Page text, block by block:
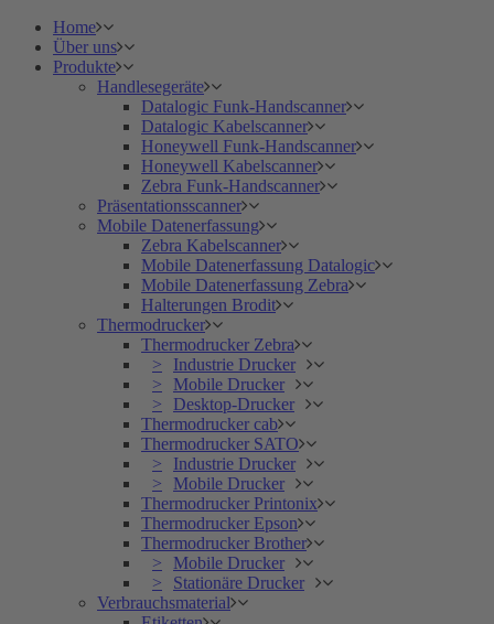
Home
Über uns
Produkte
Handlesegeräte
Datalogic Funk-Handscanner
Datalogic Kabelscanner
Honeywell Funk-Handscanner
Honeywell Kabelscanner
Zebra Funk-Handscanner
Präsentationsscanner
Mobile Datenerfassung
Zebra Kabelscanner
Mobile Datenerfassung Datalogic
Mobile Datenerfassung Zebra
Halterungen Brodit
Thermodrucker
Thermodrucker Zebra
Industrie Drucker
Mobile Drucker
Desktop-Drucker
Thermodrucker cab
Thermodrucker SATO
Industrie Drucker
Mobile Drucker
Thermodrucker Printonix
Thermodrucker Epson
Thermodrucker Brother
Mobile Drucker
Stationäre Drucker
Verbrauchsmaterial